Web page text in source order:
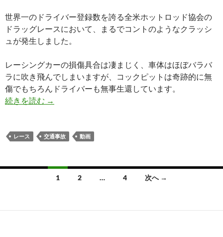
世界一のドライバー登録数を誇る全米ホットロッド協会の
ドラッグレースにおいて、まるでコントのようなクラッシ
ュが発生しました。
レーシングカーの損傷具合は凄まじく、車体はほぼバラバ
ラに吹き飛んでしまいますが、コックピットは奇跡的に無
傷でもちろんドライバーも無事生還しています。
続きを読む →
レース 交通事故 動画
ナ
1 2 … 4 次へ →